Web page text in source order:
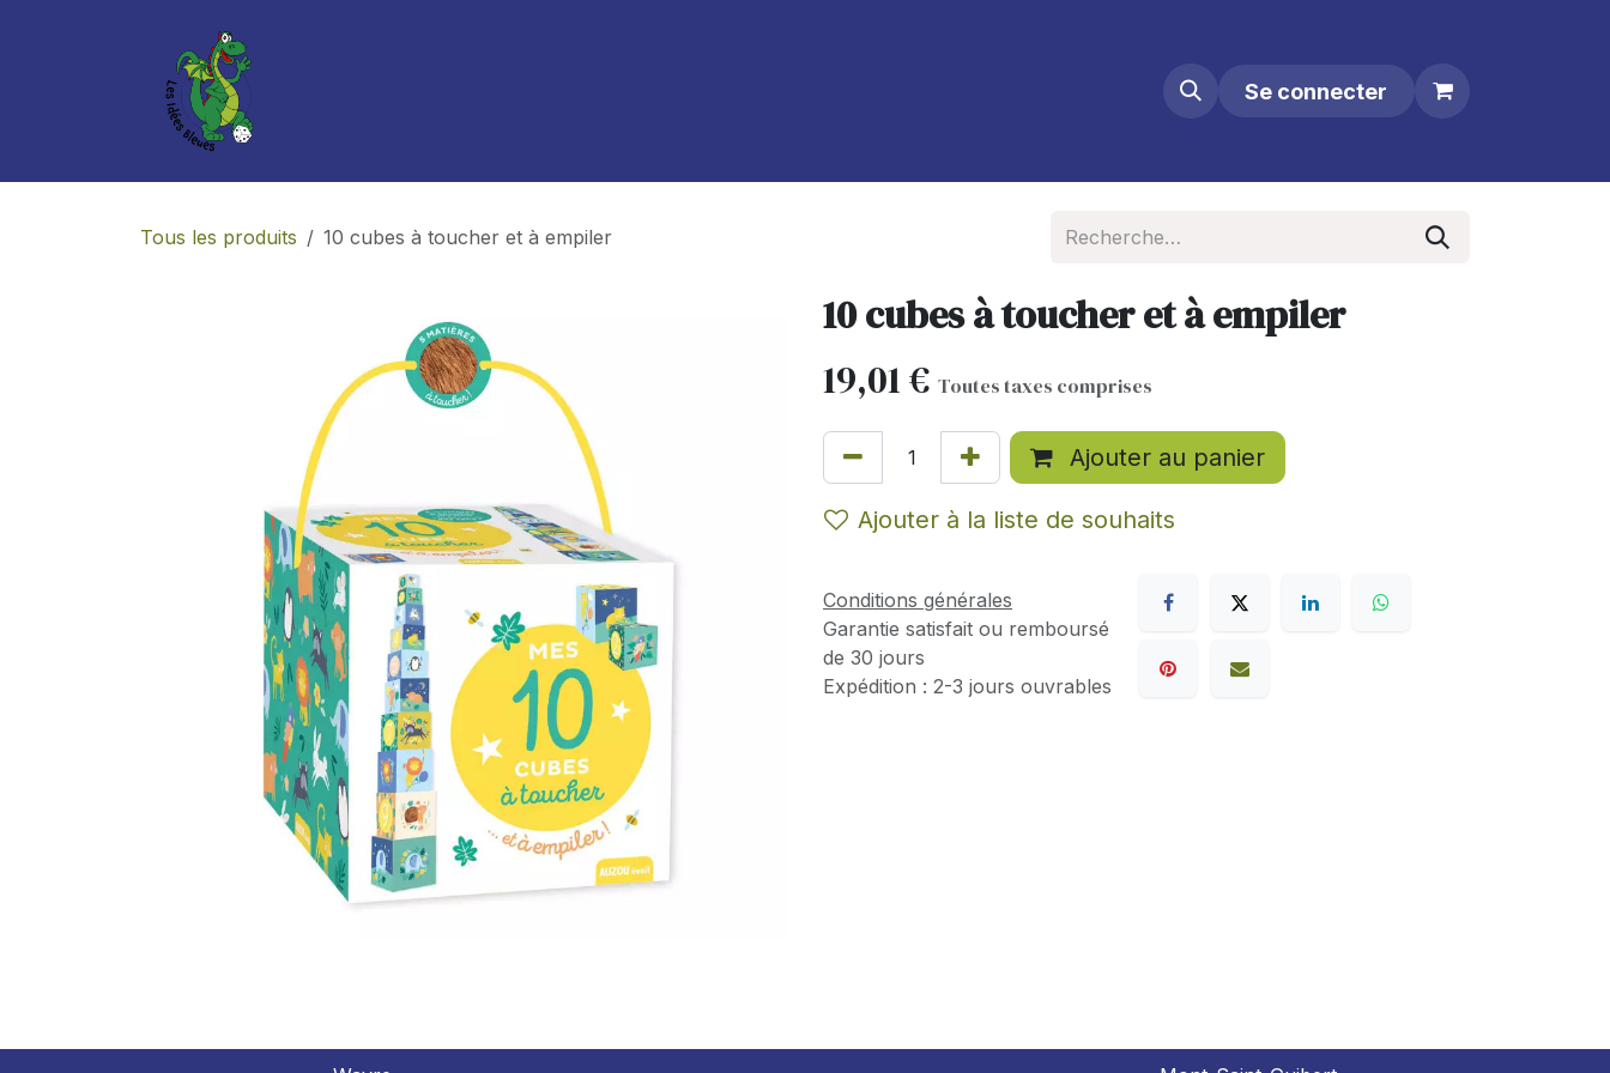
Se connecter
Tous les produits 10 cubes à toucher et à empiler
10 cubes à toucher et à empiler
19,01€ Toutes taxes comprises
Ajouter au panier
Ajouter à la liste de souhaits
Conditions générales
Garantie satisfait ou remboursé
de 30 jours
Expédition : 2-3 jours ouvrables